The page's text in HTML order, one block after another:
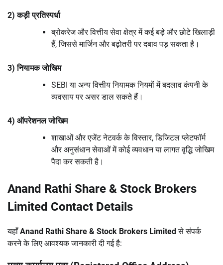
2) कड़ी प्रतिस्पर्धा
ब्रोकरेज और वित्तीय सेवा क्षेत्र में कई बड़े और छोटे खिलाड़ी
हैं, जिससे मार्जिन और बढ़ोतरी पर दबाव पड़ सकता है।
3) नियामक जोखिम
SEBI या अन्य वित्तीय नियामक नियमों में बदलाव कंपनी के
व्यवसाय पर असर डाल सकते हैं।
4) ऑपरेशनल जोखिम
शाखाओं और एजेंट नेटवर्क के विस्तार, डिजिटल प्लेटफॉर्म
और अनुसंधान सेवाओं में कोई व्यवधान या लागत वृद्धि जोखिम
पैदा कर सकती है।
Anand Rathi Share & Stock Brokers
Limited Contact Details
यहाँAnand Rathi Share & Stock Brokers Limitedसे संपर्क
करने के लिए आवश्यक जानकारी दी गई है: